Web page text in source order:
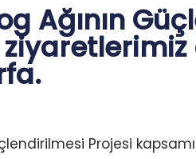
Ağının
Projesi